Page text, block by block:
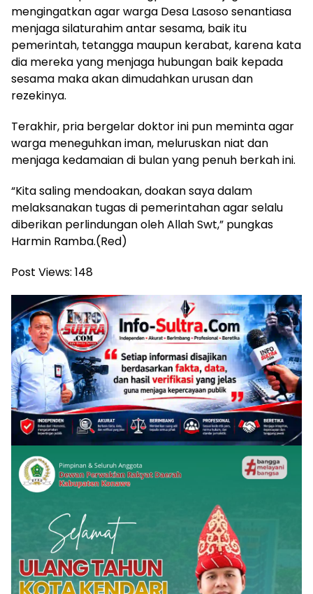
mengingatkan agar warga Desa Lasoso senantiasa
menjaga silaturahim antar sesama, baik itu
pemerintah, tetangga maupun kerabat, karena kata
dia mereka yang menjaga hubungan baik kepada
sesama maka akan dimudahkan urusan dan
rezekinya.
Terakhir, pria bergelar doktor ini pun meminta agar
warga meneguhkan iman, meluruskan niat dan
menjaga kedamaian di bulan yang penuh berkah ini.
“Kita saling mendoakan, doakan saya dalam
melaksanakan tugas di pemerintahan agar selalu
diberikan perlindungan oleh Allah Swt,” pungkas
Harmin Ramba.(Red)
Post Views: 148